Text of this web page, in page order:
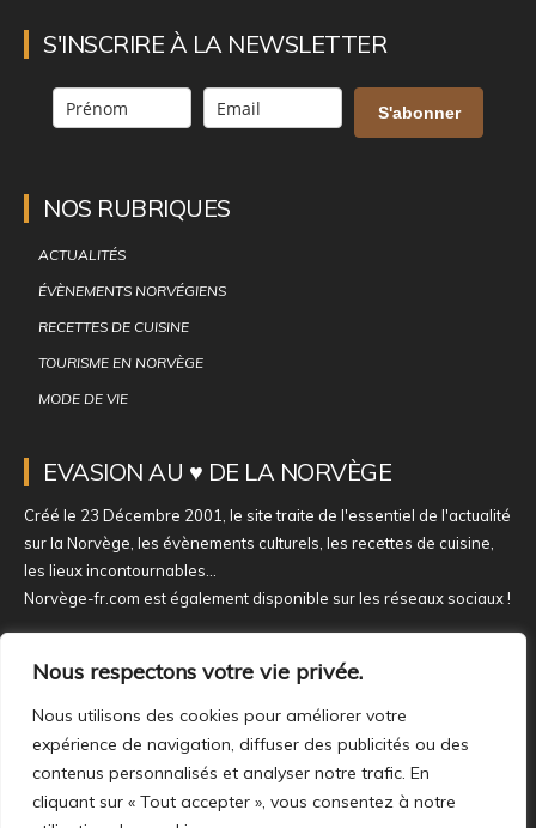
Nous respectons votre vie privée.
Nous utilisons des cookies pour améliorer votre
expérience de navigation, diffuser des publicités ou des
contenus personnalisés et analyser notre trafic. En
cliquant sur « Tout accepter », vous consentez à notre
S'INSCRIRE À LA NEWSLETTER
S'abonner
NOS RUBRIQUES
ACTUALITÉS
ÉVÈNEMENTS NORVÉGIENS
RECETTES DE CUISINE
TOURISME EN NORVÈGE
MODE DE VIE
EVASION AU ♥ DE LA NORVÈGE
Créé le 23 Décembre 2001, le site traite de l'essentiel de l'actualité
sur la Norvège, les évènements culturels, les recettes de cuisine,
les lieux incontournables...
Norvège-fr.com est également disponible sur les réseaux sociaux !